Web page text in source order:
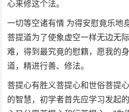
心来修这个法。
一切等空诸有情 为得安慰竟乐地
菩提道为了使象虚空一样无边无
难，得到最究竟的慰籍，愿我的
道，精进行善、修法。
菩提心有胜义菩提心和世俗菩提
的智慧，初学者首先应学习发起